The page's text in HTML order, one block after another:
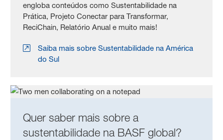
engloba conteúdos como Sustentabilidade na
Prática, Projeto Conectar para Transformar,
ReciChain, Relatório Anual e muito mais!
Saiba mais sobre Sustentabilidade na América
do Sul
Quer saber mais sobre a
sustentabilidade na BASF global?